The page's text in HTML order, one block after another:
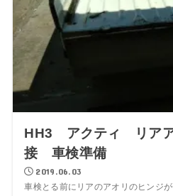
HH3 アクティ リア
接 車検準備
2019.06.03
車検とる前にリアのアオリのヒンジ